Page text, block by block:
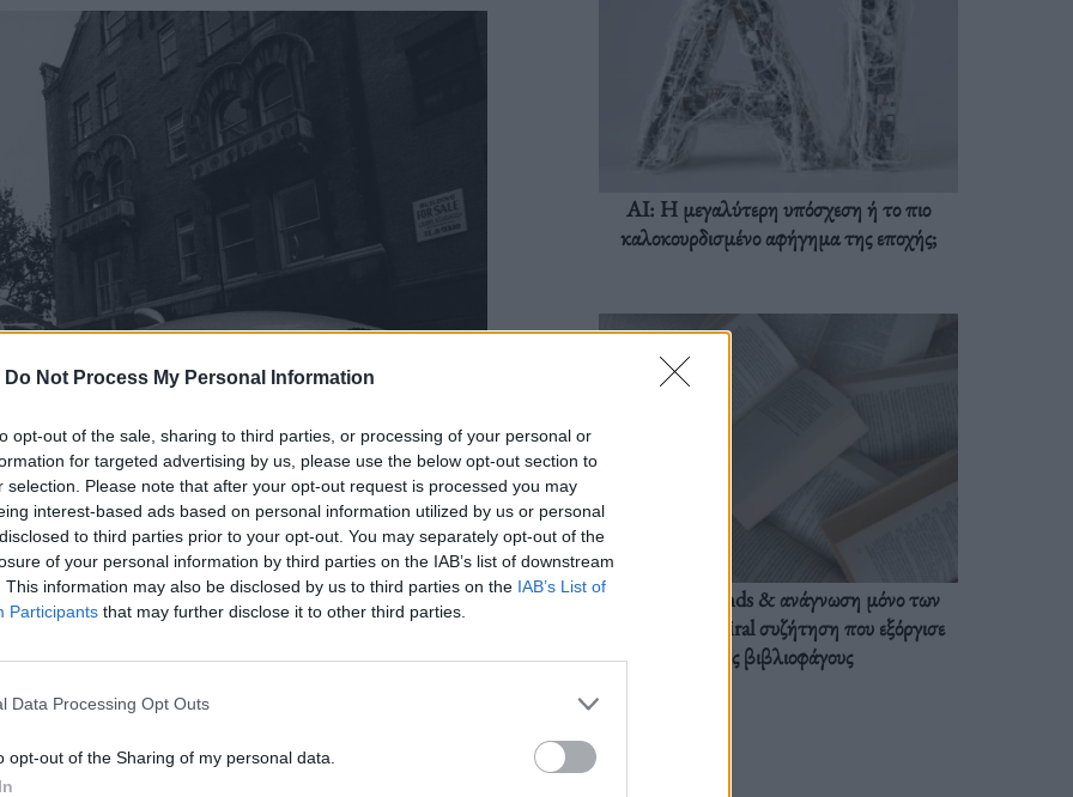
Do Not Process My Personal Information
opt-out of the sale, sharing to third parties, or processing of your personal or
for targeted advertising by us, please use the below opt-out section to
selection. Please note that after your opt-out request is processed you may
interest-based ads based on personal information utilized by us or personal
to third parties prior to your opt-out. You may separately opt-out of the
of your personal information by third parties on the IAB’s list of downstream
This information may also be disclosed by us to third parties on the IAB’s List of
Participants that may further disclose it to other third parties.
Data Processing Opt Outs
opt-out of the Sharing of my personal data.
ιστορία της τζαζ, που λάτρευε την
AI: Η μεγαλύτερη υπόσχεση ή το πιο
καλοκουρδισμένο αφήγημα της εποχής;
BookTok trends & ανάγνωση μόνο των
διαλόγων: Η viral συζήτηση που εξόργισε
τους βιβλιοφάγους